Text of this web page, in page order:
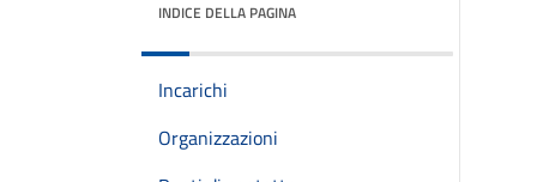
INDICE DELLA PAGINA
Incarichi
Organizzazioni